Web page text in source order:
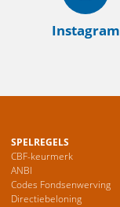
Instagram
SPELREGELS
CBF-keurmerk
ANBI
Codes Fondsenwerving
Directiebeloning